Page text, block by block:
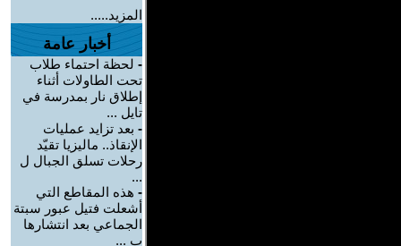
المزيد.....
أخبار عامة
- لحظة احتماء طلاب
تحت الطاولات أثناء
إطلاق نار بمدرسة في
تايل ...
- بعد تزايد عمليات
الإنقاذ.. ماليزيا تقيّد
رحلات تسلق الجبال ل
...
- هذه المقاطع التي
أشعلت فتيل عبور سبتة
الجماعي بعد انتشارها
ب ...